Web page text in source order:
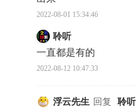
2022-08-01 15:34:46
聆听
一直都是有的
2022-08-12 10:47:33
浮云先生 回复 聆听